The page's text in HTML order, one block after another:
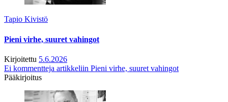
Tapio Kivistö
Pieni virhe, suuret vahingot
Kirjoitettu 5.6.2026
Ei kommentteja artikkeliin Pieni virhe, suuret vahingot
Pääkirjoitus